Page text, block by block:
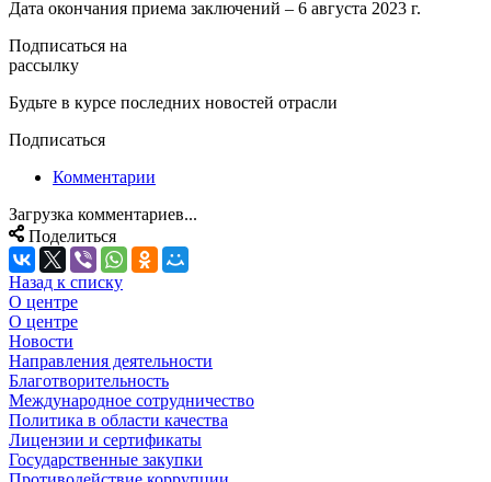
Дата окончания приема заключений – 6 августа 2023 г.
Подписаться на
рассылку
Будьте в курсе последних новостей отрасли
Подписаться
Комментарии
Загрузка комментариев...
Поделиться
Назад к списку
О центре
О центре
Новости
Направления деятельности
Благотворительность
Международное сотрудничество
Политика в области качества
Лицензии и сертификаты
Государственные закупки